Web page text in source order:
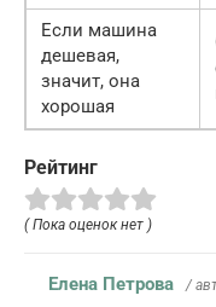
Если машина
дешевая,
значит, она
хорошая
Рейтинг
( Пока оценок нет )
Елена Петрова /